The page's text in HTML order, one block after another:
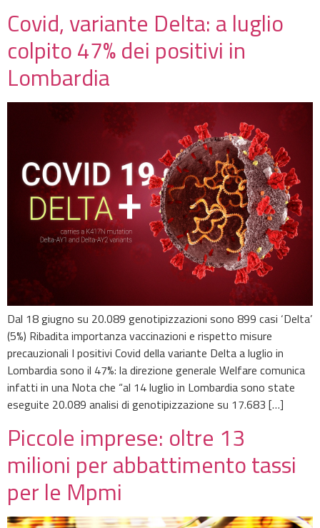
Covid, variante Delta: a luglio
colpito 47% dei positivi in
Lombardia
Dal 18 giugno su 20.089 genotipizzazioni sono 899 casi ‘Delta’
(5%) Ribadita importanza vaccinazioni e rispetto misure
precauzionali I positivi Covid della variante Delta a luglio in
Lombardia sono il 47%: la direzione generale Welfare comunica
infatti in una Nota che “al 14 luglio in Lombardia sono state
eseguite 20.089 analisi di genotipizzazione su 17.683 […]
Piccole imprese: oltre 13
milioni per abbattimento tassi
per le Mpmi